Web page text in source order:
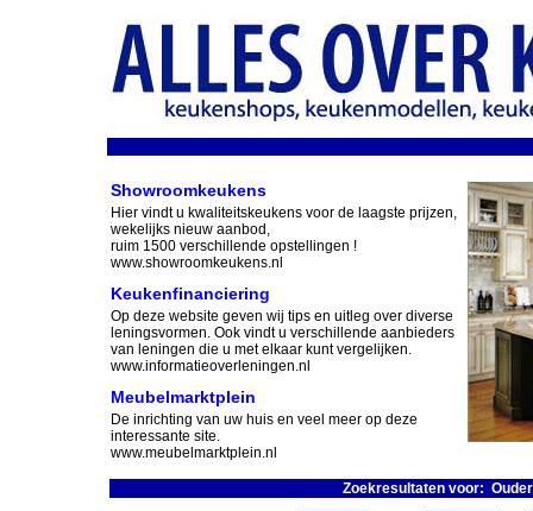
Showroomkeukens
Hier vindt u kwaliteitskeukens voor de laagste prijzen,
wekelijks nieuw aanbod,
ruim 1500 verschillende opstellingen !
www.showroomkeukens.nl
Keukenfinanciering
Op deze website geven wij tips en uitleg over diverse
leningsvormen. Ook vindt u verschillende aanbieders
van leningen die u met elkaar kunt vergelijken.
www.informatieoverleningen.nl
Meubelmarktplein
De inrichting van uw huis en veel meer op deze
interessante site.
www.meubelmarktplein.nl
Zoekresultaten voor: